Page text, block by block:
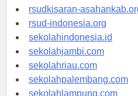
rsud-natunakab.org
rsudkisaran-asahankab.org
rsud-indonesia.org
sekolahindonesia.id
sekolahjambi.com
sekolahriau.com
sekolahpalembang.com